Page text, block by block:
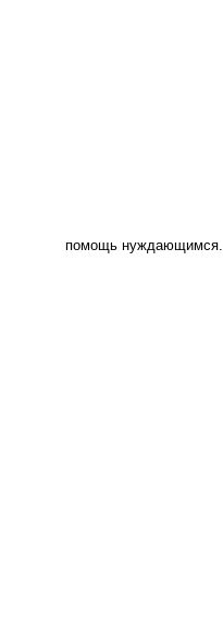
помощь нуждающимся.